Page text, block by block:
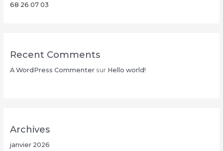
07
68 26 07 03
Recent Comments
A WordPress Commentersur Hello world!
Archives
janvier 2026